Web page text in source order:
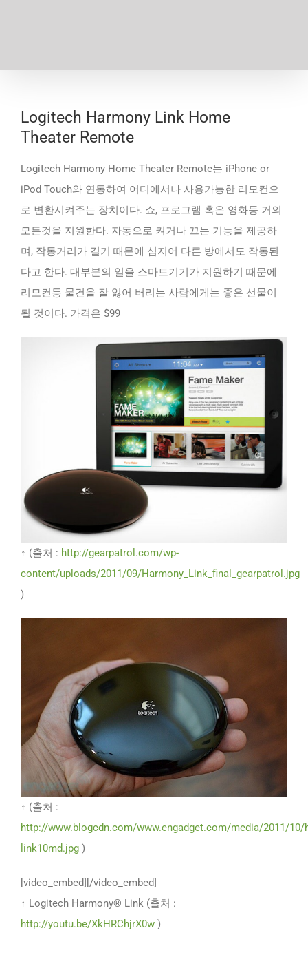
Logitech Harmony Link Home
Theater Remote
Logitech Harmony Home Theater Remote는 iPhone or
iPod Touch와 연동하여 어디에서나 사용가능한 리모컨으
로 변환시켜주는 장치이다. 쇼, 프로그램 혹은 영화등 거의
모든것을 지원한다. 자동으로 켜거나 끄는 기능을 제공하
며, 작동거리가 길기 때문에 심지어 다른 방에서도 작동된
다고 한다. 대부분의 일을 스마트기기가 지원하기 때문에
리모컨등 물건을 잘 잃어 버리는 사람에게는 좋은 선물이
될 것이다. 가격은 $99
↑ (출처 : http://gearpatrol.com/wp-
content/uploads/2011/09/Harmony_Link_final_gearpatrol.jpg
)
↑ (출처 :
http://www.blogcdn.com/www.engadget.com/media/2011/10/
link10md.jpg )
[video_embed][/video_embed]
↑ Logitech Harmony® Link (출처 :
http://youtu.be/XkHRChjrX0w )